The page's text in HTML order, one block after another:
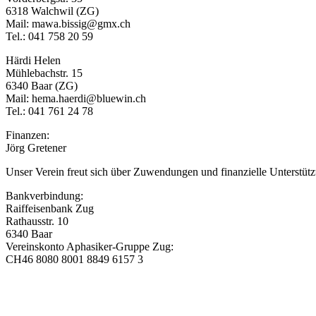
6318 Walchwil (ZG)
Mail: mawa.bissig@gmx.ch
Tel.: 041 758 20 59
Härdi Helen
Mühlebachstr. 15
6340 Baar (ZG)
Mail: hema.haerdi@bluewin.ch
Tel.: 041 761 24 78
Finanzen:
Jörg Gretener
Unser Verein freut sich über Zuwendungen und finanzielle
Bankverbindung:
Raiffeisenbank Zug
Rathausstr. 10
6340 Baar
Vereinskonto Aphasiker-Gruppe Zug:
CH46 8080 8001 8849 6157 3